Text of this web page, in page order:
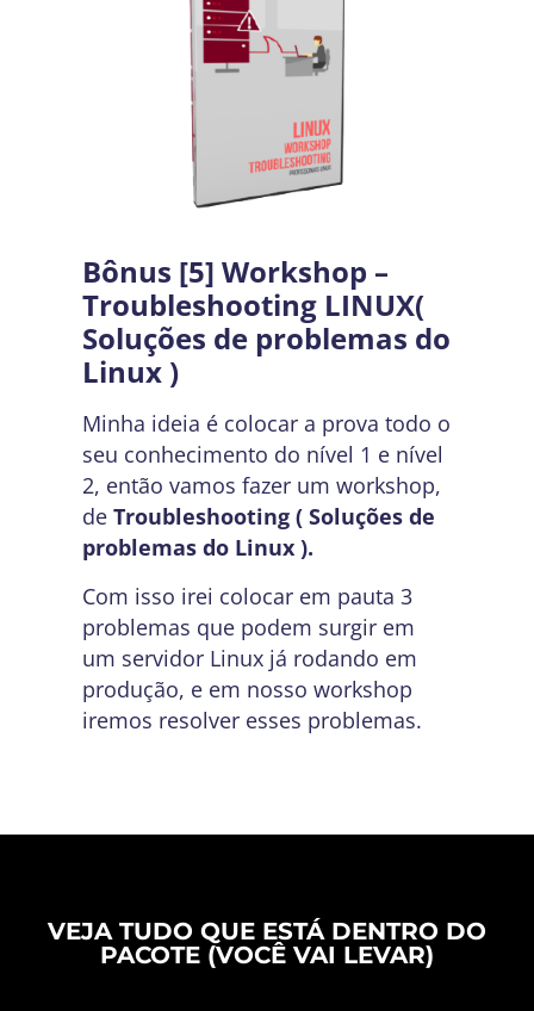
Bônus [5] Workshop –
Troubleshooting LINUX(
Soluções de problemas do
Linux )
Minha ideia é colocar a prova todo o
seu conhecimento do nível 1 e nível
2, então vamos fazer um workshop,
de Troubleshooting ( Soluções de
problemas do Linux ).
Com isso irei colocar em pauta 3
problemas que podem surgir em
um servidor Linux já rodando em
produção, e em nosso workshop
iremos resolver esses problemas.
VEJA TUDO QUE ESTÁ DENTRO DO
PACOTE (VOCÊ VAI LEVAR)